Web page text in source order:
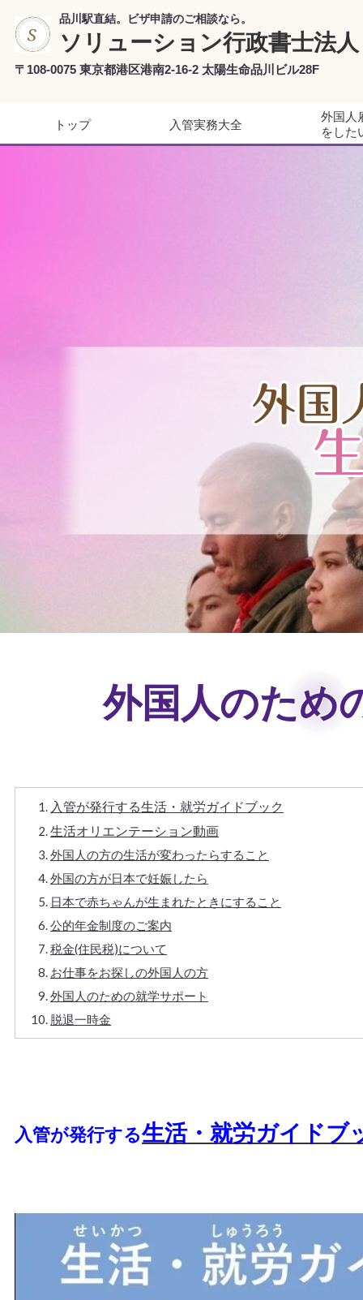
品川駅直結。ビザ申請のご相談なら。
ソリューション行政書士法人
〒108-0075 東京都港区港南2-16-2 太陽生命品川ビル28F
トップ 入管実務大全
外国人
をした
外国人のため
入管が発行する生活・就労ガイドブック
生活オリエンテーション動画
外国人の方の生活が変わったらすること
外国の方が日本で妊娠したら
日本で赤ちゃんが生まれたときにすること
公的年金制度のご案内
税金(住民税)について
お仕事をお探しの外国人の方
外国人のための就学サポート
脱退一時金
入管が発行する生活・就労ガイドブ